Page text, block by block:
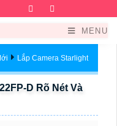
Facebook
MENU
Lắp Camera Starlight
D Rõ Nét Và